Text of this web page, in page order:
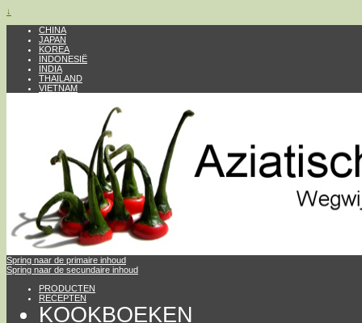
↓
CHINA
JAPAN
KOREA
INDONESIË
INDIA
THAILAND
VIETNAM
Spring naar de primaire inhoud
Spring naar de secundaire inhoud
PRODUCTEN
RECEPTEN
KOOKBOEKEN